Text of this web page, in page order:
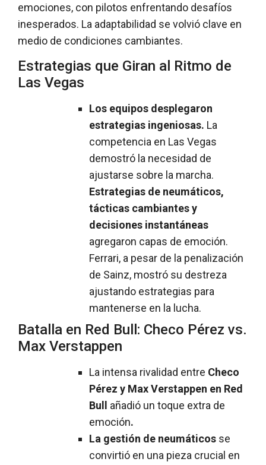
emociones, con pilotos enfrentando desafíos
inesperados. La adaptabilidad se volvió clave en
medio de condiciones cambiantes.
Estrategias que Giran al Ritmo de
Las Vegas
Los equipos desplegaron
estrategias ingeniosas. La
competencia en Las Vegas
demostró la necesidad de
ajustarse sobre la marcha.
Estrategias de neumáticos,
tácticas cambiantes y
decisiones instantáneas
agregaron capas de emoción.
Ferrari, a pesar de la penalización
de Sainz, mostró su destreza
ajustando estrategias para
mantenerse en la lucha.
Batalla en Red Bull: Checo Pérez vs.
Max Verstappen
La intensa rivalidad entre Checo
Pérez y Max Verstappen en Red
Bull añadió un toque extra de
emoción.
La gestión de neumáticos se
convirtió en una pieza crucial en